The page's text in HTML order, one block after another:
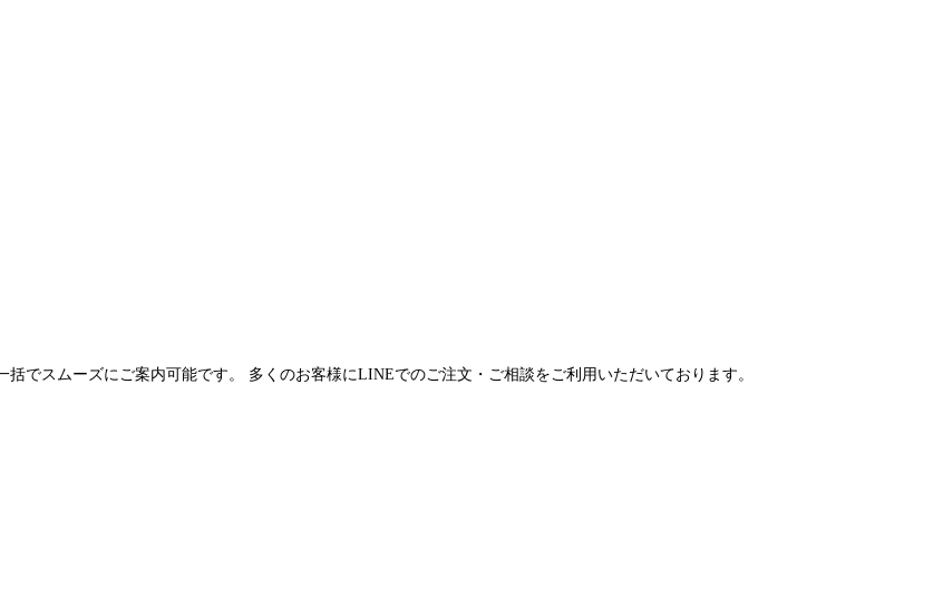
でスムーズにご案内可能です。 多くのお客様にLINEでのご注文・ご相談をご利用いただいております。